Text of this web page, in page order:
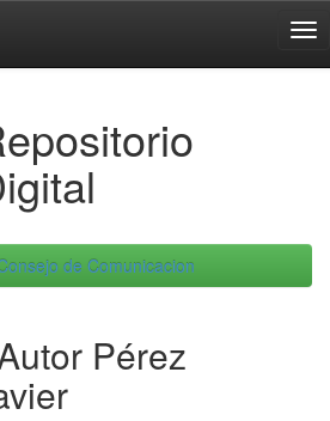
de Comunicacion
Pérez